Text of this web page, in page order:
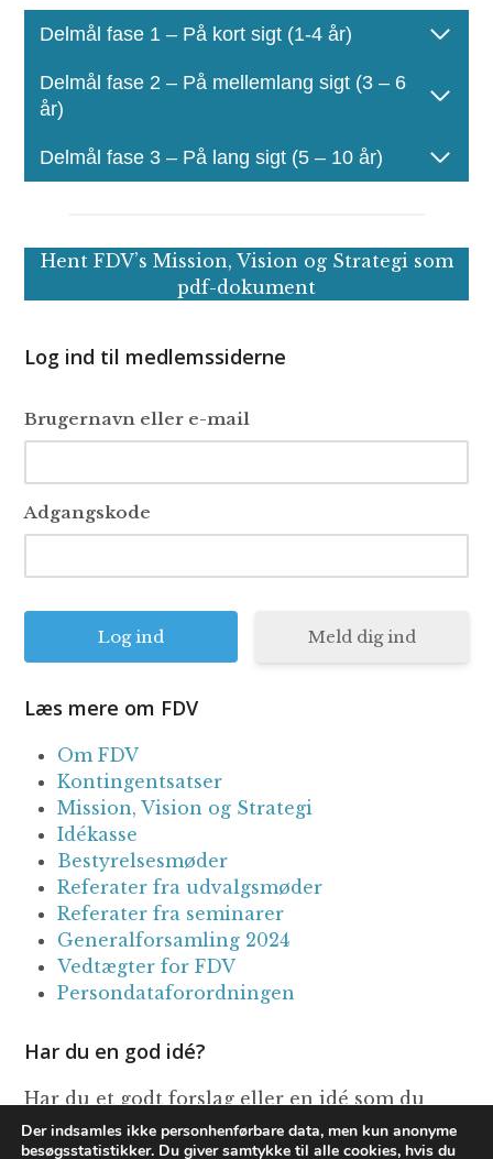
Delmål fase 1 – På kort sigt (1-4 år)
Delmål fase 2 – På mellemlang sigt (3 – 6
år)
Delmål fase 3 – På lang sigt (5 – 10 år)
Hent FDV’s Mission, Vision og Strategi som
pdf-dokument
Log ind til medlemssiderne
Brugernavn eller e-mail
Adgangskode
Meld dig ind
Læs mere om FDV
Om FDV
Kontingentsatser
Mission, Vision og Strategi
Idékasse
Bestyrelsesmøder
Referater fra udvalgsmøder
Referater fra seminarer
Generalforsamling 2024
Vedtægter for FDV
Persondataforordningen
Har du en god idé?
Har du et godt forslag eller en idé som du
mener FDV bør tage op til overvejelse, så send
den tilwebmaster@vinavl.dk
Der indsamles ikke personhenførbare data, men kun anonyme
besøgsstatistikker. Du giver samtykke til alle cookies, hvis du